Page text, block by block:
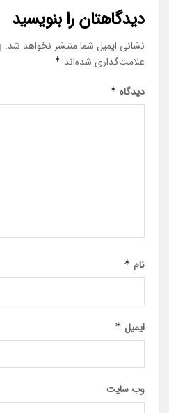
دیدگاهتان را بنویسید
نشانی ایمیل شما منتشر نخواهد شد.
علامت‌گذاری شده‌اند *
دیدگاه *
نام *
ایمیل *
وب‌ سایت